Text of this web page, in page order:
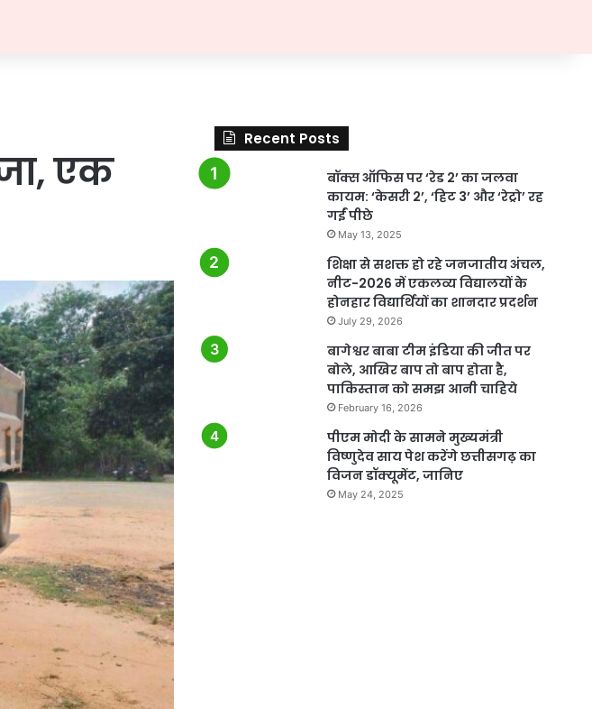
एक
Recent Posts
बॉक्स ऑफिस पर ‘रेड 2’ का जलवा
कायम: ‘केसरी 2’, ‘हिट 3’ और ‘रेट्रो’ रह
गईं पीछे
May 13, 2025
शिक्षा से सशक्त हो रहे जनजातीय अंचल,
नीट-2026 में एकलव्य विद्यालयों के
होनहार विद्यार्थियों का शानदार प्रदर्शन
July 29, 2026
बागेश्वर बाबा टीम इंडिया की जीत पर
बोले, आखिर बाप तो बाप होता है,
पाकिस्तान को समझ आनी चाहिये
February 16, 2026
पीएम मोदी के सामने मुख्यमंत्री
विष्णुदेव साय पेश करेंगे छत्तीसगढ़ का
विजन डॉक्यूमेंट, जानिए
May 24, 2025